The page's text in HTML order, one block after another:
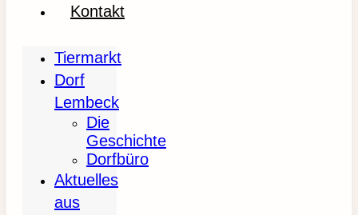
Kontakt
Tiermarkt
Dorf
Lembeck
Die
Geschichte
Dorfbüro
Aktuelles
aus